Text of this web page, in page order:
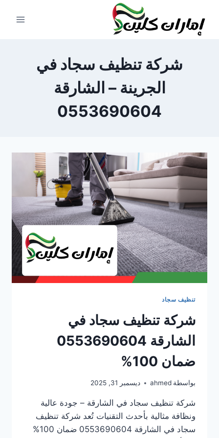
المحتوى
شركة تنظيف سجاد في
الجرينة – الشارقة
0553690604
تنظيف سجاد
شركة تنظيف سجاد في
الشارقة 0553690604
ضمان 100%
بواسطة ahmed ديسمبر 31, 2025
شركة تنظيف سجاد في الشارقة – جودة عالية
ونظافة مثالية بأحدث التقنيات تُعد شركة تنظيف
سجاد في الشارقة 0553690604 ضمان 100%